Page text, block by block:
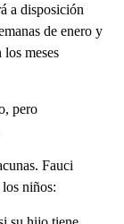
a disposición
de enero y
meses
pero
Fauci
niños: